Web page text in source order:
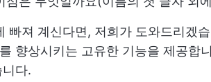
져 계신다면, 저희가 도와드리겠
향상시키는 고유한 기능을 제공합
다.